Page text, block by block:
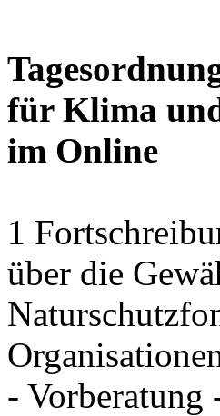
für Klima
im Online
1
über die
- Vorberatung